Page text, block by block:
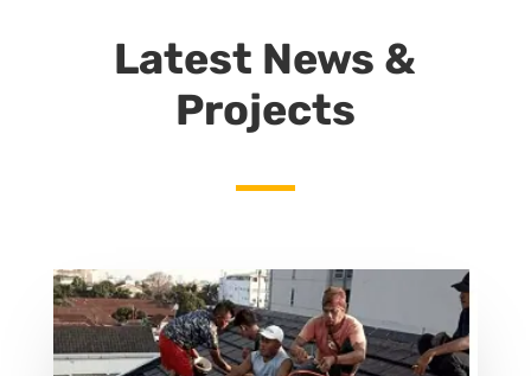
Latest News &
Projects